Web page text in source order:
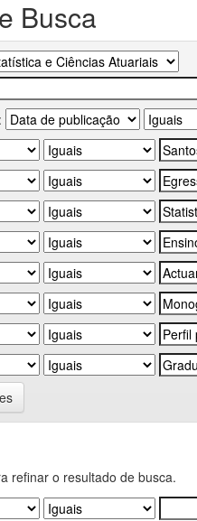
Busca
refinar o resultado de busca.